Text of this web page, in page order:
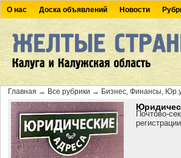
О нас Доска объявлений Новости
Главная → Все рубрики → Бизнес, Финансы,
Почтово-